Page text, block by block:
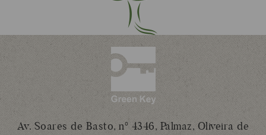
Av. Soares de Basto, nº 4346, Palmaz, Oliveira de